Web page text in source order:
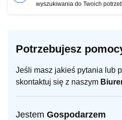
wyszukiwania do Twoich
Potrzebujesz
Jeśli masz jakieś pytania lub
skontaktuj się z naszym
Jestem Gospodarzem